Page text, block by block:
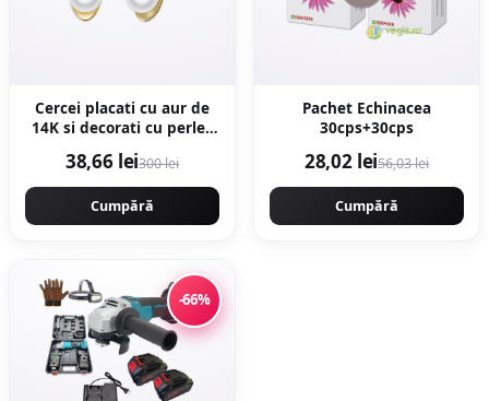
Cercei placati cu aur de
14K si decorati cu perle -
38,66 lei300 lei
Cumpără
Pachet Echinacea
30cps+30cps
28,02 lei56,03 lei
Cumpără
-66%